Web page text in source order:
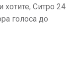
Ситро 24
голоса до